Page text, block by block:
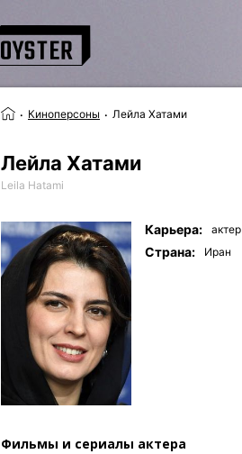
Киноперсоны Лейла Хатами
Лейла Хатами
Leila Hatami
Карьера: актер
Страна: Иран
Фильмы и сериалы актера